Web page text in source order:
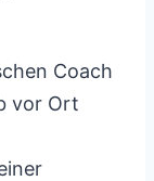
Coach
vor Ort